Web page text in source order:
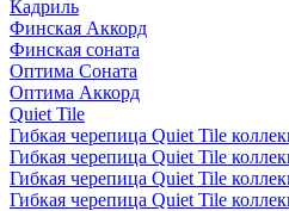
Кадриль
Финская Аккорд
Финская соната
Оптима Соната
Оптима Аккорд
Quiet Tile
Гибкая черепица Quiet Tile
Гибкая черепица Quiet Tile
Гибкая черепица Quiet Tile
Гибкая черепица Quiet Tile